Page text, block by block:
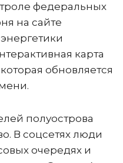
федеральных
на сайте
карта
обновляется
полуострова
В соцсетях люди
очередях и